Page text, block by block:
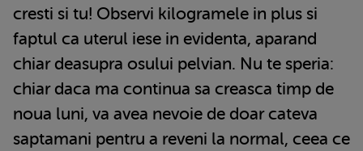
cresti si tu! Observi kilogramele in plus si
faptul ca uterul iese in evidenta, aparand
chiar deasupra osului pelvian. Nu te speria:
chiar daca ma continua sa creasca timp de
noua luni, va avea nevoie de doar cateva
saptamani pentru a reveni la normal, ceea ce